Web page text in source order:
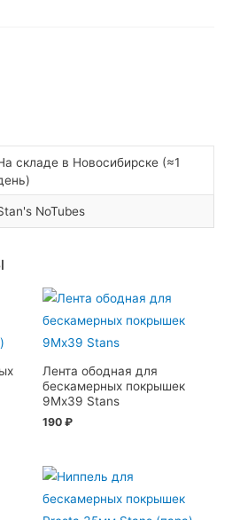
складе в Новосибирске (≈1
NoTubes
Лента ободная для
бескамерных покрышек
9Мх39 Stans
190 ₽